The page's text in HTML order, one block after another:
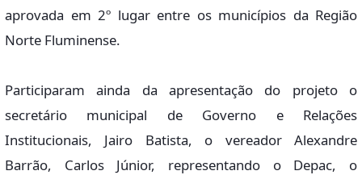
aprovada em 2º lugar entre os municípios da Região
Norte Fluminense.
Participaram ainda da apresentação do projeto o
secretário municipal de Governo e Relações
Institucionais, Jairo Batista, o vereador Alexandre
Barrão, Carlos Júnior, representando o Depac, o